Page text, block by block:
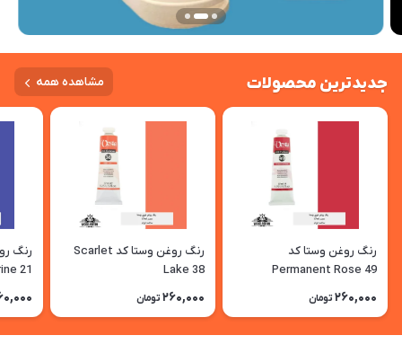
جدیدترین محصولات مشاهده همه
رنگ روغن وستا کد
Permanent Rose 49
260,000 تومان
رنگ روغن وستا کد Scarlet
Lake 38
260,000 تومان
21